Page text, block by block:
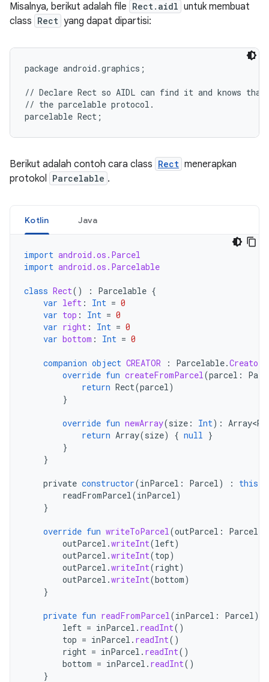
Misalnya, berikut adalah file Rect.aidl untuk membuat
class Rect yang dapat dipartisi:
package android.graphics;
// Declare Rect so AIDL can find it and knows
// the parcelable protocol.
Berikut adalah contoh cara class Rect menerapkan
protokol Parcelable .
Kotlin Java
import android.os.Parcel
import android.os.Parcelable
class Rect() : Parcelable {
var left : Int = 0
var top : Int = 0
var right : Int = 0
var bottom : Int = 0
companion object CREATOR : Parcelable.
override fun createFromParcel(parcel :
return Rect(parcel)
}
override fun newArray(size : Int):
return Array(size) { null }
}
}
private constructor(inParcel : Parcel) : this
readFromParcel(inParcel)
}
override fun writeToParcel(outParcel : Parcel
outParcel .writeInt(left)
outParcel .writeInt(top)
outParcel .writeInt(right)
outParcel .writeInt(bottom)
}
private fun readFromParcel(inParcel : Parcel)
left = inParcel . readInt()
top = inParcel . readInt()
right = inParcel . readInt()
bottom = inParcel . readInt()
}